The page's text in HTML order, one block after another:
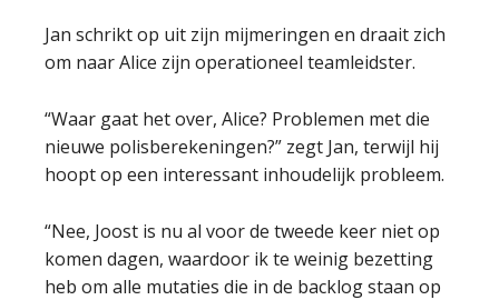
Jan schrikt op uit zijn mijmeringen en draait zich
om naar Alice zijn operationeel teamleidster.
“Waar gaat het over, Alice? Problemen met die
nieuwe polisberekeningen?” zegt Jan, terwijl hij
hoopt op een interessant inhoudelijk probleem.
“Nee, Joost is nu al voor de tweede keer niet op
komen dagen, waardoor ik te weinig bezetting
heb om alle mutaties die in de backlog staan op